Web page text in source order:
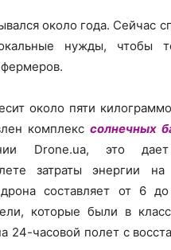
около года. Сейчас
нужды, чтобы
около пяти
комплекс солнечных
Drone.ua, это
затраты энергии
дрона составляет от 6
которые были в
24-часовой полет с